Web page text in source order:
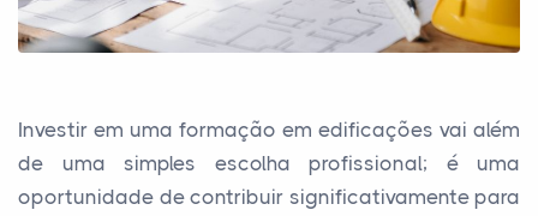
Investir em uma formação em edificações vai além
de uma simples escolha profissional; é uma
oportunidade de contribuir significativamente para